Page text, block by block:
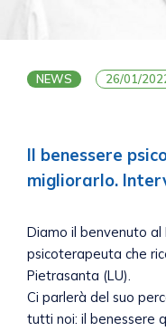
NEWS 26/01/
Il benessere
migliorarlo.
Diamo il benvenuto al
psicoterapeuta che
Pietrasanta (LU).
Ci parlerà del suo
tutti noi: il benessere